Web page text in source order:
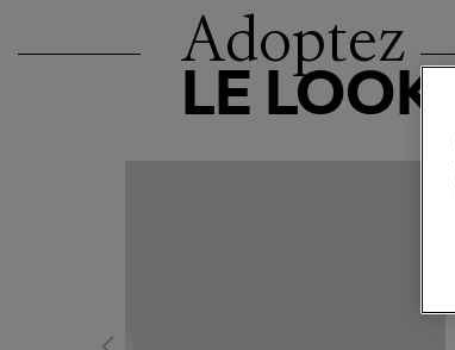
Adoptez
LE LOOK